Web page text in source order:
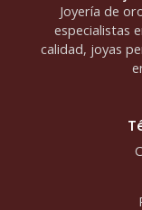
Joyería de
especialistas
calidad, joyas